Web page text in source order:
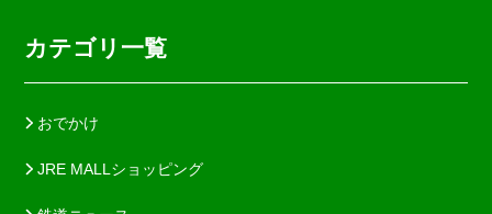
カテゴリ一覧
おでかけ
JRE MALLショッピング